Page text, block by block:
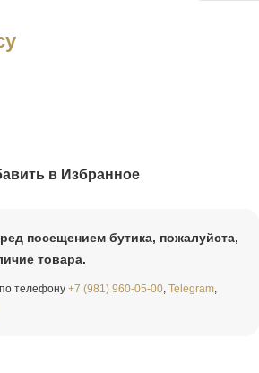
в Избранное
посещением бутика, пожалуйста,
товара.
телефону +7 (981) 960-05-00 Telegram